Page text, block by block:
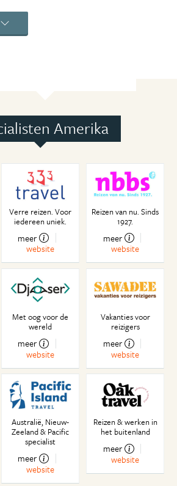
grote reis
Francisco Amerika
Verre reizen. Voor
iedereen uniek.
meer
website
Reizen van nu. Sinds
1927.
meer
website
Met oog voor de
wereld
meer
website
Vakanties voor
reizigers
meer
website
Australië, Nieuw-
Zeeland & Pacific
specialist
meer
website
Reizen & werken in
het buitenland
meer
website